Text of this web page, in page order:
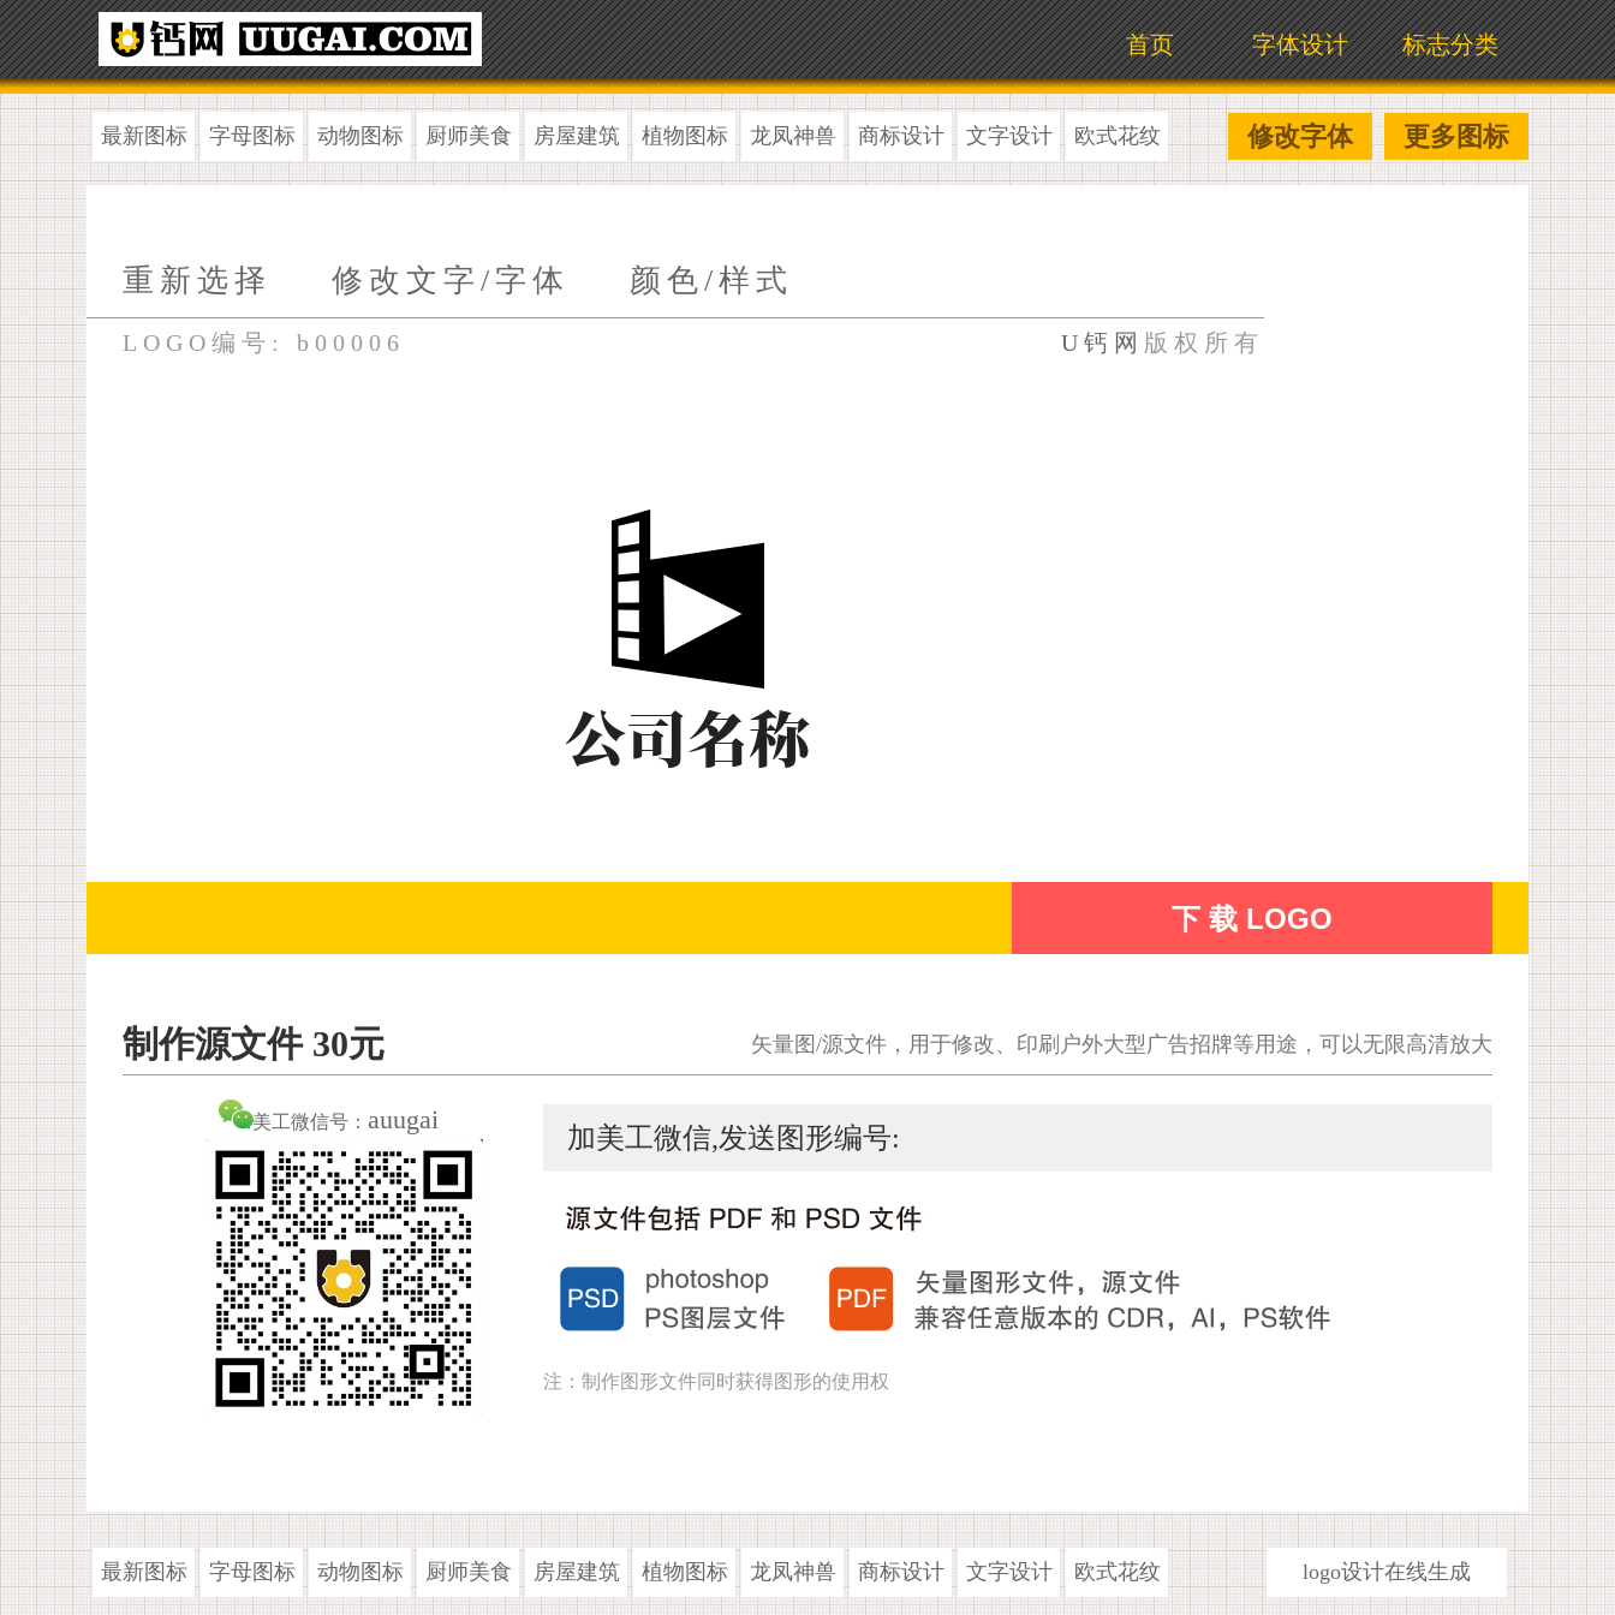
标志分类
字体设计
首页
最新图标 字母图标 动物图标 厨师美食 房屋建筑 植物图标 龙凤神兽 商标设计 文字设计 欧式花纹 更多图标
修改字体
重新选择 修改文字/字体 颜色/样式
LOGO编号: b00006 U钙网 版权所有
下 载 LOGO
制作源文件 30元 矢量图/源文件，用于修改、印刷户外大型广告招牌等用途，可以无限高清放大
美工微信号： auugai
加美工微信,发送图形编号:
注：制作图形文件同时获得图形的使用权
最新图标 字母图标 动物图标 厨师美食 房屋建筑 植物图标 龙凤神兽 商标设计 文字设计 欧式花纹 logo设计在线生成